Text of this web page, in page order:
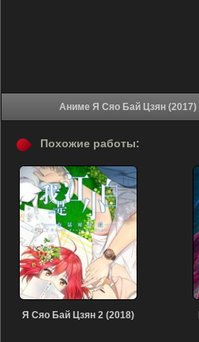
Похожие работы:
Я Сяо Бай Цзян 2 (2018)